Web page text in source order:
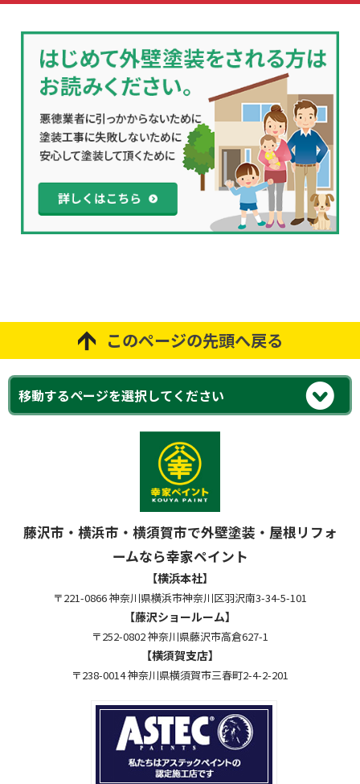
このページの先頭へ戻る
藤沢市・横浜市・横須賀市で外壁塗装・屋根リフォ
ームなら幸家ペイント
【横浜本社】
〒221-0866 神奈川県横浜市神奈川区羽沢南3-34-5-101
【藤沢ショールーム】
〒252-0802 神奈川県藤沢市高倉627-1
【横須賀支店】
〒238-0014 神奈川県横須賀市三春町2-4-2-201